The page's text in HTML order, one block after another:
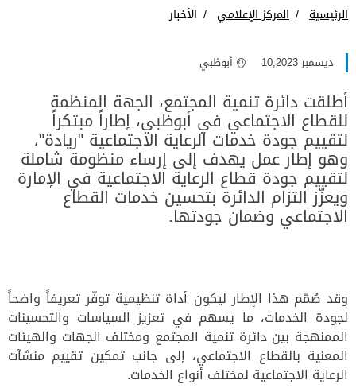
الرئيسية المركز الإعلامي الأخبار
ديسمبر 10,2023 أبوظبي
أطلقت دائرة تنمية المجتمع، الجهة المنظمة
للقطاع الاجتماعي في أبوظبي، إطاراً مبتكراً
لتقييم جودة خدمات الرعاية الاجتماعية "ريادة"،
وهو إطار عمل يهدف إلى إرساء منظومة شاملة
لتقييم جودة قطاع الرعاية الاجتماعية في الإمارة
ويعزّز التزام الدائرة بتحسين خدمات القطاع
الاجتماعي وضمان جودتها.
وقد صُمّم هذا الإطار ليكون أداة تنظيمية توفّر تعريفاً واضحاً
لجودة الخدمات، ما يسهم في تعزيز السياسات والتحسينات
الممنهجة بين دائرة تنمية المجتمع ومختلف الجهات والهيئات
المعنية بالقطاع الاجتماعي، إلى جانب تمكين تقييم منشآت
الرعاية الاجتماعية لمختلف أنواع الخدمات.